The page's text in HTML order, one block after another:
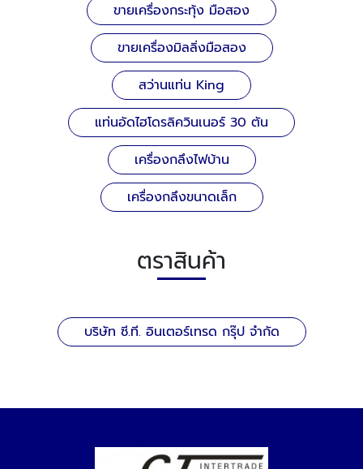
ขายเครื่องกระทุ้ง มือสอง
ขายเครื่องมิลลิ่งมือสอง
สว่านแท่น King
แท่นอัดไฮโดรลิควินเนอร์ 30 ตัน
เครื่องกลึงไฟบ้าน
เครื่องกลึงขนาดเล็ก
ตราสินค้า
บริษัท ซี.ที. อินเตอร์เทรด กรุ๊ป จำกัด